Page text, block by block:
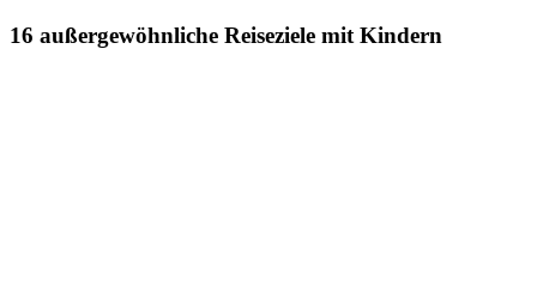
16 außergewöhnliche Reiseziele mit Kindern